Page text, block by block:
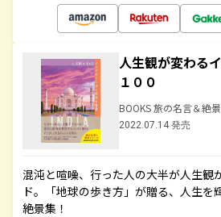
人生観が変わる
１００
BOOKS 旅の名言＆絶景
2022.07.14 発売
混沌と喧噪、行った人の大半が人生観
ド。「地球の歩き方」が贈る、人生を
絶景集！